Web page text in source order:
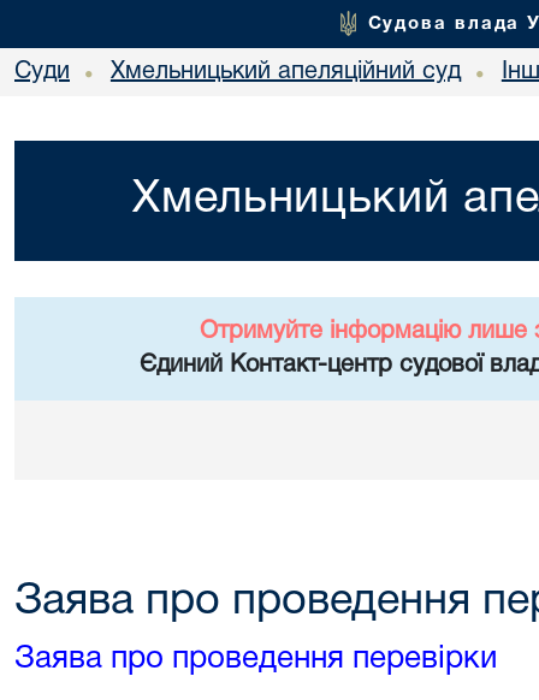
Судова влада
Суди • Хмельницький апеляційний суд •
Хмельницький
Отримуйте інформацію лише
Єдиний Контакт-центр судової
Заява про проведення
Заява про проведення перевірки